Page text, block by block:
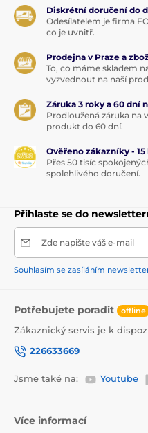
Diskrétní doručení do
Odesílatelem je firma
co je uvnitř.
Prodejna v Praze a
To, co máme skladem
vyzvednout na naší
Záruka 3 roky a 60 dní
Prodloužená záruka na
produkt do 60 dní.
Ověřeno zákazníky -
Přes 50 tisíc
spolehlivého doručení.
Přihlaste se do
Zde napište váš e-mail
Souhlasím se zasíláním
Potřebujete poradit offline
Zákaznický servis je k
226633669
Jsme také na: Youtube
Více informací